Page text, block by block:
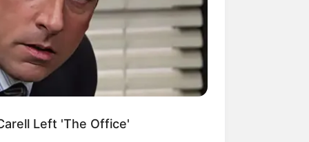
10 Kalimat Baper
Bahasa Jawa Ini Bikin
Abis
Left 'The Office'